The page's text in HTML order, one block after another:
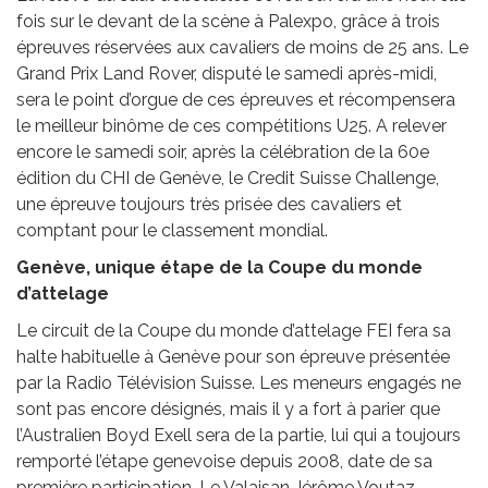
fois sur le devant de la scène à Palexpo, grâce à trois
épreuves réservées aux cavaliers de moins de 25 ans. Le
Grand Prix Land Rover, disputé le samedi après-midi,
sera le point d’orgue de ces épreuves et récompensera
le meilleur binôme de ces compétitions U25. A relever
encore le samedi soir, après la célébration de la 60e
édition du CHI de Genève, le Credit Suisse Challenge,
une épreuve toujours très prisée des cavaliers et
comptant pour le classement mondial.
Genève, unique étape de la Coupe du monde
d’attelage
Le circuit de la Coupe du monde d’attelage FEI fera sa
halte habituelle à Genève pour son épreuve présentée
par la Radio Télévision Suisse. Les meneurs engagés ne
sont pas encore désignés, mais il y a fort à parier que
l’Australien Boyd Exell sera de la partie, lui qui a toujours
remporté l’étape genevoise depuis 2008, date de sa